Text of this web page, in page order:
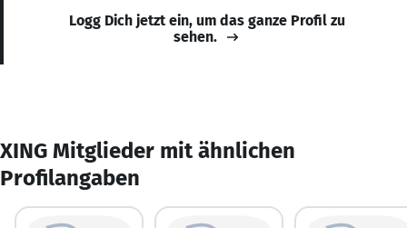
Logg Dich jetzt ein, um das ganze Profil zu
sehen.
XING Mitglieder mit ähnlichen
Profilangaben